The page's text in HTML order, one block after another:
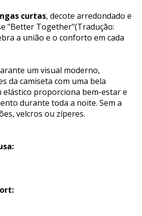
curtas, decote arredondado e
"Better Together"(Tradução:
a união e o conforto em cada
um visual moderno,
da camiseta com uma bela
elástico proporciona bem-estar e
durante toda a noite. Sem a
velcros ou zíperes.